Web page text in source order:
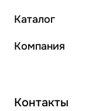
Каталог
Компания
Контакты